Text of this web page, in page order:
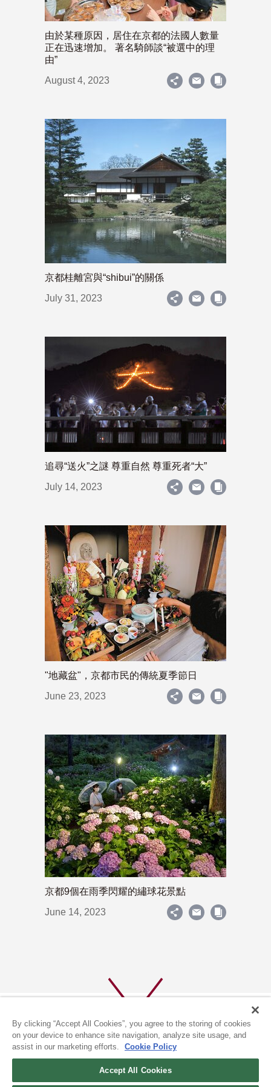
由於某種原因，居住在京都的法國人數量
正在迅速增加。 著名騎師談“被選中的理
由”
August 4, 2023
京都桂離宮與“shibui”的關係
July 31, 2023
追尋“送火”之謎 尊重自然 尊重死者“大”
July 14, 2023
"地藏盆"，京都市民的傳統夏季節日
June 23, 2023
京都9個在雨季閃耀的繡球花景點
June 14, 2023
By clicking “Accept All Cookies”, you agree to the storing of cookies
on your device to enhance site navigation, analyze site usage, and
assist in our marketing efforts.
Cookie Policy
Accept All Cookies